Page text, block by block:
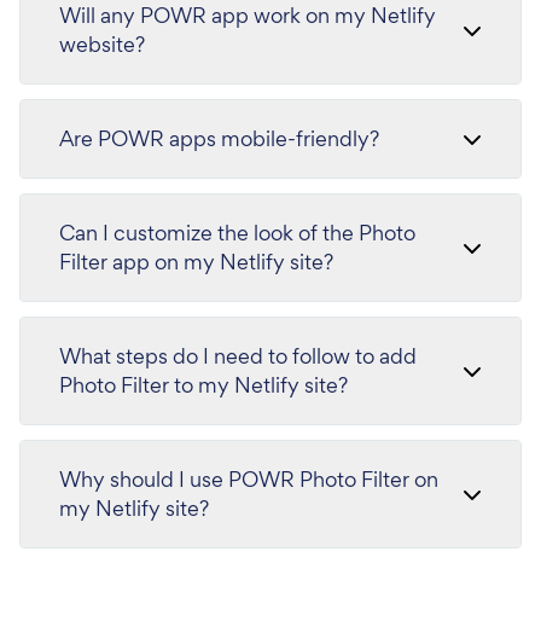
Will any POWR app work on my Netlify
website?
Are POWR apps mobile-friendly?
Can I customize the look of the Photo
Filter app on my Netlify site?
What steps do I need to follow to add
Photo Filter to my Netlify site?
Why should I use POWR Photo Filter on
my Netlify site?